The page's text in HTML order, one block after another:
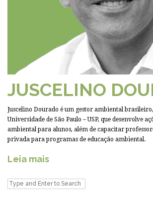
JUSCELINO
Juscelino Dourado é um gestor ambiental
Universidade de São Paulo – USP, que desenvolve
ambiental para alunos, além de capacitar
privada para programas de educação ambiental.
Leia mais